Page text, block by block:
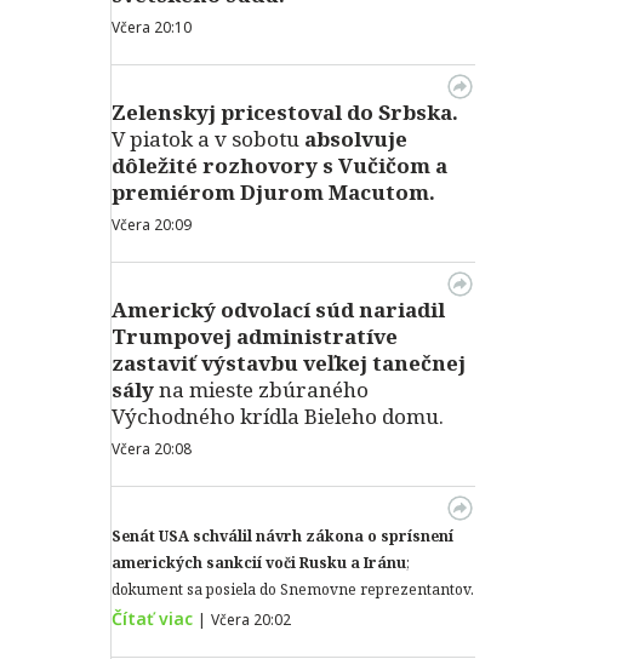
Včera 20:10
Zelenskyj pricestoval do Srbska.
V piatok a v sobotu absolvuje
dôležité rozhovory s Vučičom a
premiérom Djurom Macutom.
Včera 20:09
Americký odvolací súd nariadil
Trumpovej administratíve
zastaviť výstavbu veľkej tanečnej
sályna mieste zbúraného
Východného krídla Bieleho domu.
Včera 20:08
Senát USA schválil návrh zákona o sprísnení
amerických sankcií voči Rusku a Iránu;
dokument sa posiela do Snemovne reprezentantov.
Čítať viac | Včera 20:02